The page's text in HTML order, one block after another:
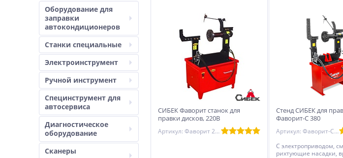
Оборудование для
заправки
автокондиционеров
Станки специальные
Электроинструмент
Ручной инструмент
Специнструмент для
автосервиса
Диагностическое
оборудование
Сканеры
СИБЕК Фаворит станок для
правки дисков, 220В
Артикул: Фаворит 220
Стенд СИБЕК для
Фаворит-С 380
Артикул: Фаворит-С 380
С электроприводом,
рихтующие насадки,